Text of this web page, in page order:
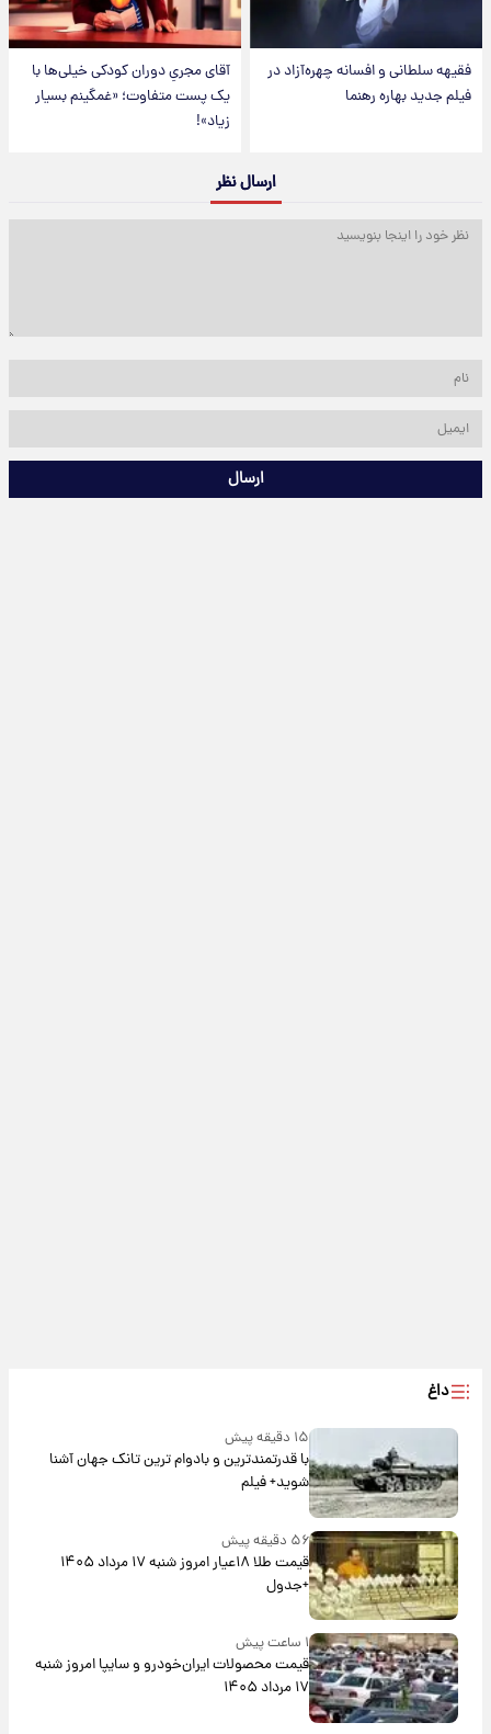
فقیهه سلطانی و افسانه چهره‌آزاد در
فیلم جدید بهاره رهنما
آقای مجریِ دوران کودکی خیلی‌ها با
یک پست متفاوت؛ «غمگینم بسیار
زیاد»!
ارسال نظر
ارسال
داغ
۱۵ دقیقه پیش
با قدرتمندترین و بادوام ترین تانک جهان آشنا
شوید+ فیلم
۵۶ دقیقه پیش
قیمت طلا ۱۸عیار امروز شنبه ۱۷ مرداد ۱۴۰۵
+جدول
۱ ساعت پیش
قیمت محصولات ایران‌خودرو و سایپا امروز شنبه
۱۷ مرداد ۱۴۰۵